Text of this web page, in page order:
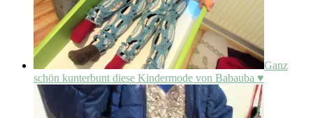
Ganz
schön kunterbunt diese Kindermode von Babauba ♥